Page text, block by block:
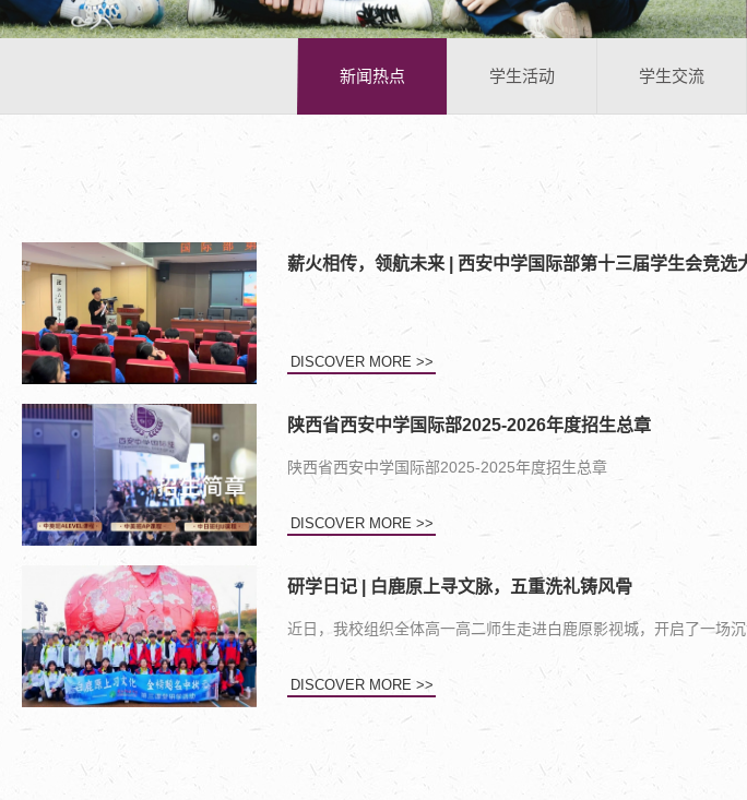
新闻热点 学生活动 学生交流
薪火相传，领航未来 | 西安中学国际部第十三届学生会竞选
DISCOVER MORE >>
陕西省西安中学国际部2025-2026年度招生总章
陕西省西安中学国际部2025-2025年度招生总章
DISCOVER MORE >>
研学日记 | 白鹿原上寻文脉，五重洗礼铸风骨
近日，我校组织全体高一高二师生走进白鹿原影视城，开启了一场
DISCOVER MORE >>